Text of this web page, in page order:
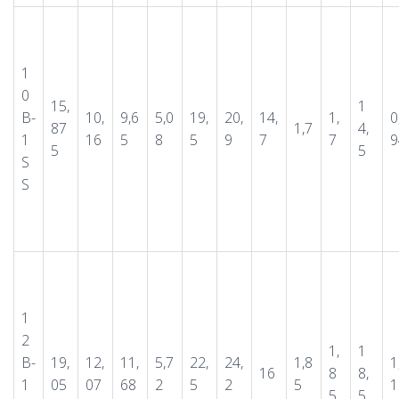
1
0
B-
1
S
S
15,
87
5
10,
16
9,6
5
5,0
8
19,
5
20,
9
14,
7
1,7
1,
7
1
4,
5
1
2
B-
1
19,
05
12,
07
11,
68
5,7
2
22,
5
24,
2
16
1,8
5
1,
8
1
8,